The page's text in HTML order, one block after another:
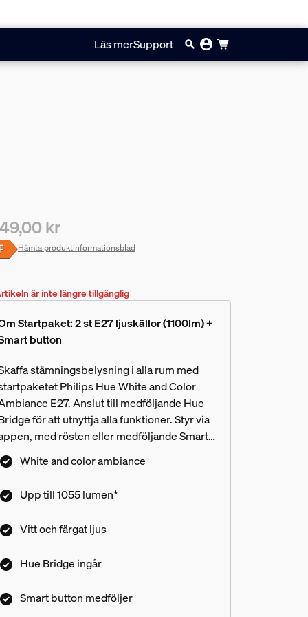
Läs merSupport
pris är 1649,00 kr
kr
Hämta produktinformationsblad
är inte längre tillgänglig
Startpaket: 2 st E27 ljuskällor (1100lm) +
button
stämningsbelysning i alla rum med
Philips Hue White and Color
E27. Anslut till medföljande Hue
för att utnyttja alla funktioner. Styr via
med rösten eller medföljande Smart
White and color ambiance
Upp till 1055 lumen*
Vitt och färgat ljus
Hue Bridge ingår
Smart button medföljer